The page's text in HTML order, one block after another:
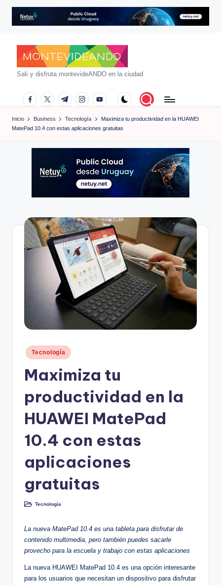
m
n
t
n
d
o
m
Salí y disfruta montevideANDO en la ciudad
facebook.com
twitter.com
t.me instagram.com
youtube.com
Inicio Business Tecnología
Maximiza tu productividad en la HUAWEI
MatePad 10.4 con estas aplicaciones gratuitas
Publicado
en
Tecnología
Maximiza tu
productividad en la
HUAWEI MatePad
10.4 con estas
aplicaciones
gratuitas
Publicado
Tecnología
La nueva MatePad 10.4 es una tableta para disfrutar de
contenido multimedia, pero también puedes sacarle
provecho para la escuela y trabajo con estas aplicaciones
La nueva HUAWEI MatePad 10.4 es una opción interesante
para los usuarios que necesitan un dispositivo para disfrutar